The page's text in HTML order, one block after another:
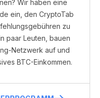
Wir haben eine
ein, den CryptoTab
zu
paar Leuten, bauen
Netzwerk auf und
BTC-Einkommen.